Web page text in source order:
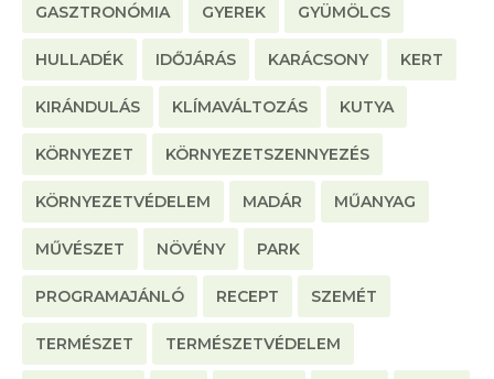
GASZTRONÓMIA GYEREK GYÜMÖLCS
HULLADÉK IDŐJÁRÁS KARÁCSONY KERT
KIRÁNDULÁS KLÍMAVÁLTOZÁS KUTYA
KÖRNYEZET KÖRNYEZETSZENNYEZÉS
KÖRNYEZETVÉDELEM MADÁR MŰANYAG
MŰVÉSZET NÖVÉNY PARK
PROGRAMAJÁNLÓ RECEPT SZEMÉT
TERMÉSZET TERMÉSZETVÉDELEM